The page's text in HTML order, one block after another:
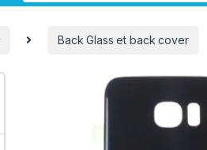
Back Glass et back cover